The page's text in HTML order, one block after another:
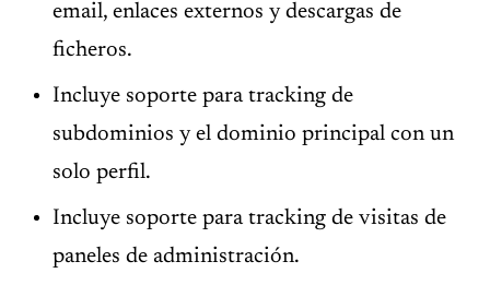
email, enlaces externos y descargas de
ficheros.
Incluye soporte para tracking de
subdominios y el dominio principal con un
solo perfil.
Incluye soporte para tracking de visitas de
paneles de administración.